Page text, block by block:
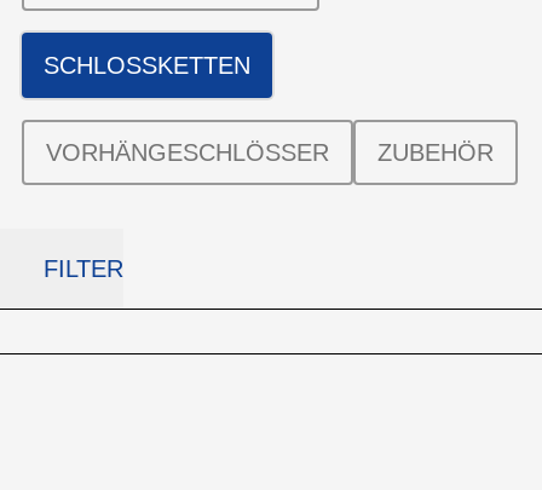
SCHLOSSKETTEN
VORHÄNGESCHLÖSSER ZUBEHÖR
FILTER